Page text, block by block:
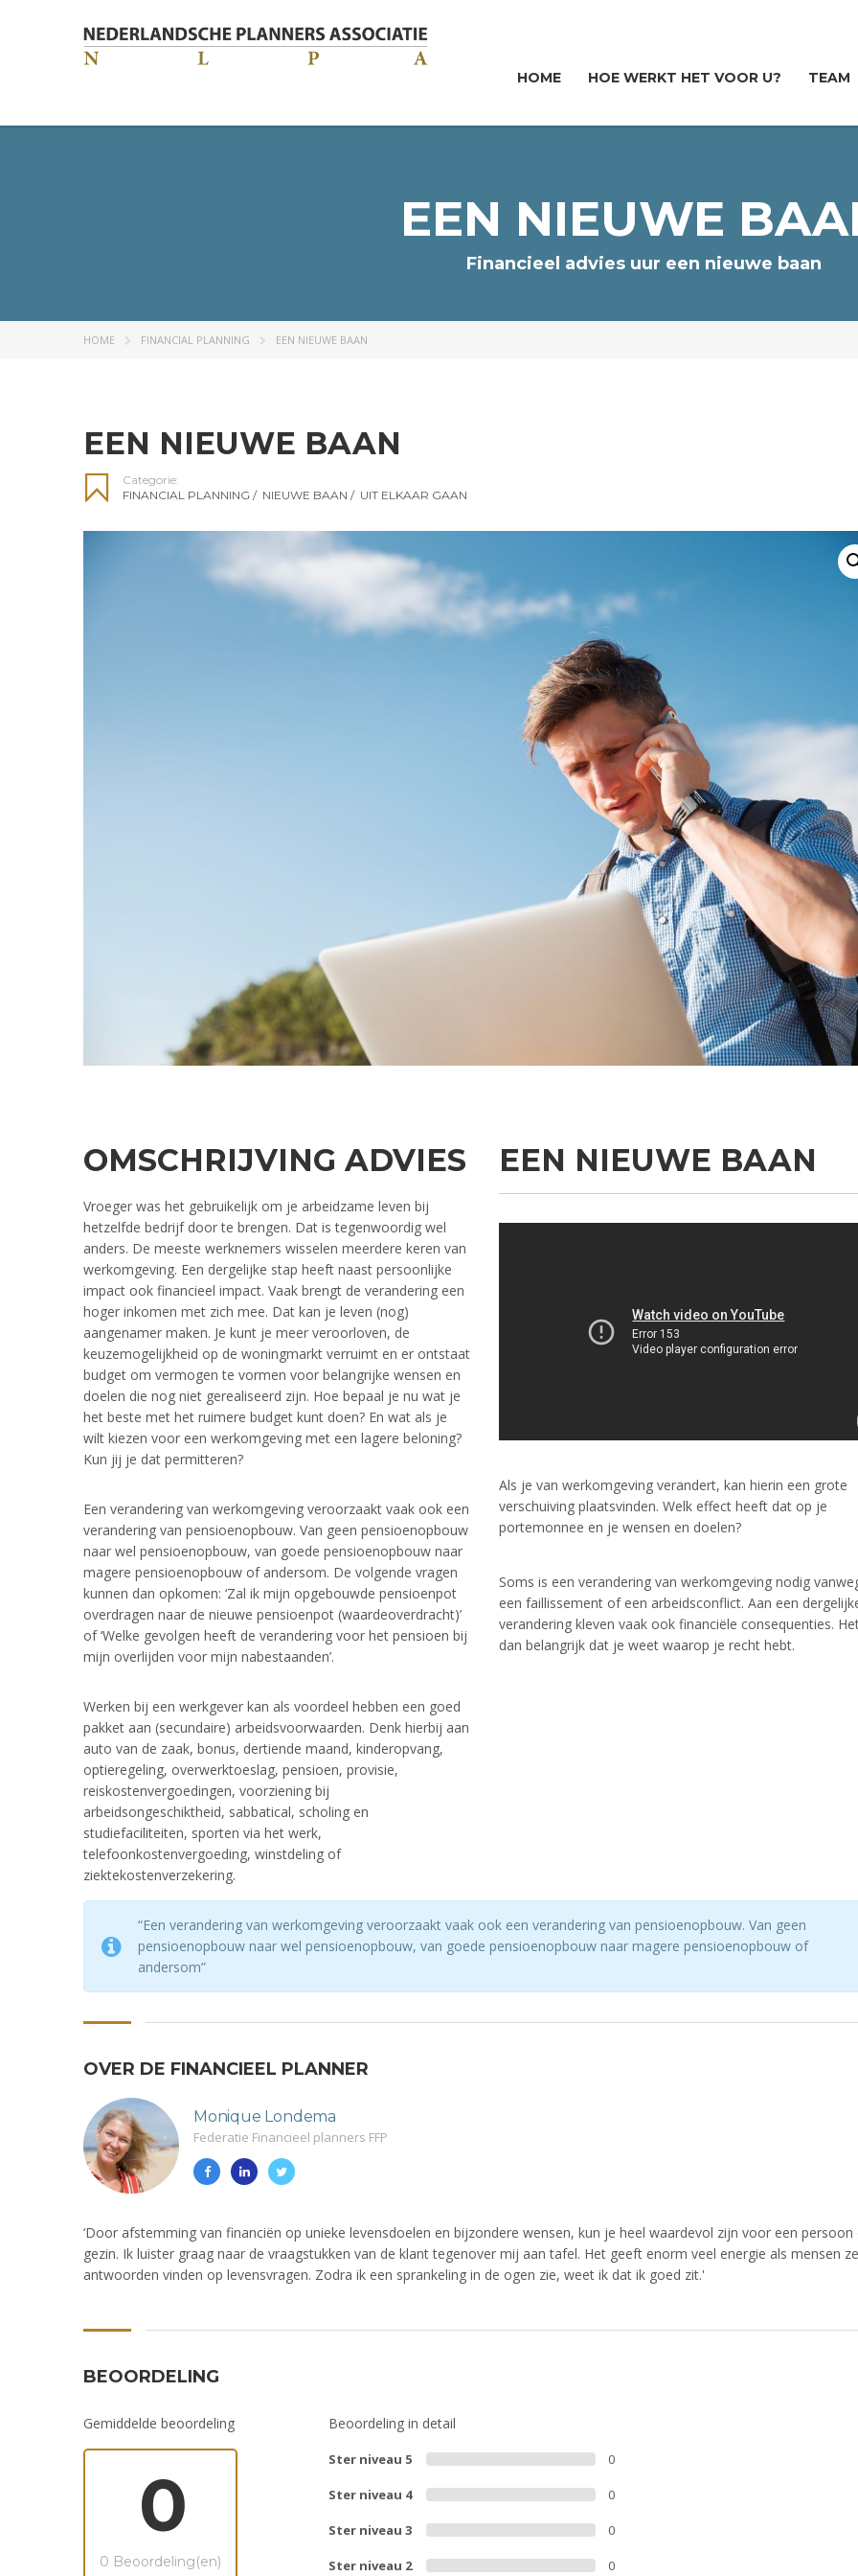
HOME HOE WERKT HET VOOR U? TEAM
EEN NIEUWE
Financieel advies uur een nieuwe baan
HOME FINANCIAL PLANNING EEN NIEUWE BAAN
EEN NIEUWE BAAN
Categorie:
FINANCIAL PLANNING / NIEUWE BAAN / UIT ELKAAR GAAN
OMSCHRIJVING ADVIES
Vroeger was het gebruikelijk om je arbeidzame leven bij
hetzelfde bedrijf door te brengen. Dat is tegenwoordig wel
anders. De meeste werknemers wisselen meerdere keren van
werkomgeving. Een dergelijke stap heeft naast persoonlijke
impact ook financieel impact. Vaak brengt de verandering een
hoger inkomen met zich mee. Dat kan je leven (nog)
aangenamer maken. Je kunt je meer veroorloven, de
keuzemogelijkheid op de woningmarkt verruimt en er ontstaat
budget om vermogen te vormen voor belangrijke wensen en
doelen die nog niet gerealiseerd zijn. Hoe bepaal je nu wat je
het beste met het ruimere budget kunt doen? En wat als je
wilt kiezen voor een werkomgeving met een lagere beloning?
Kun jij je dat permitteren?
Een verandering van werkomgeving veroorzaakt vaak ook een
verandering van pensioenopbouw. Van geen pensioenopbouw
naar wel pensioenopbouw, van goede pensioenopbouw naar
magere pensioenopbouw of andersom. De volgende vragen
kunnen dan opkomen: ‘Zal ik mijn opgebouwde pensioenpot
overdragen naar de nieuwe pensioenpot (waardeoverdracht)’
of ‘Welke gevolgen heeft de verandering voor het pensioen bij
mijn overlijden voor mijn nabestaanden’.
Werken bij een werkgever kan als voordeel hebben een goed
pakket aan (secundaire) arbeidsvoorwaarden. Denk hierbij aan
auto van de zaak, bonus, dertiende maand, kinderopvang,
optieregeling, overwerktoeslag, pensioen, provisie,
reiskostenvergoedingen, voorziening bij
arbeidsongeschiktheid, sabbatical, scholing en
studiefaciliteiten, sporten via het werk,
telefoonkostenvergoeding, winstdeling of
ziektekostenverzekering.
EEN NIEUWE BAAN
Als je van werkomgeving verandert, kan hierin een grote
verschuiving plaatsvinden. Welk effect heeft dat op je
portemonnee en je wensen en doelen?
Soms is een verandering van werkomgeving nodig
een faillissement of een arbeidsconflict. Aan een
verandering kleven vaak ook financiële consequenties.
dan belangrijk dat je weet waarop je recht hebt.
“Een verandering van werkomgeving veroorzaakt vaak ook een verandering van pensioenopbouw. Van geen
pensioenopbouw naar wel pensioenopbouw, van goede pensioenopbouw naar magere pensioenopbouw of
andersom”
OVER DE FINANCIEEL PLANNER
Monique Londema
Federatie Financieel planners FFP
‘Door afstemming van financiën op unieke levensdoelen en bijzondere wensen, kun je heel waardevol zijn voor een persoon
gezin. Ik luister graag naar de vraagstukken van de klant tegenover mij aan tafel. Het geeft enorm veel energie als mensen
antwoorden vinden op levensvragen. Zodra ik een sprankeling in de ogen zie, weet ik dat ik goed zit.'
BEOORDELING
Gemiddelde beoordeling
0
0 Beoordeling(en)
Beoordeling in detail
Ster niveau 5 0
Ster niveau 4 0
Ster niveau 3 0
Ster niveau 2 0